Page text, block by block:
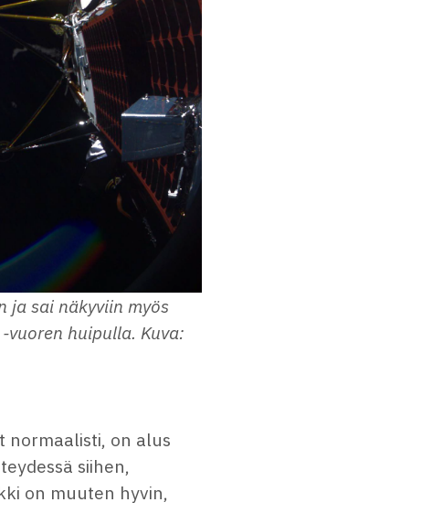
ja sai näkyviin myös
vuoren huipulla. Kuva:
normaalisti, on alus
siihen,
on muuten hyvin,